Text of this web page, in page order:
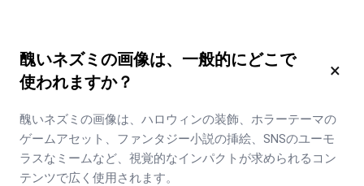
醜いネズミの画像は、一般的にどこで
使われますか？
×
醜いネズミの画像は、ハロウィンの装飾、ホラーテーマの
ゲームアセット、ファンタジー小説の挿絵、SNSのユーモ
ラスなミームなど、視覚的なインパクトが求められるコン
テンツで広く使用されます。